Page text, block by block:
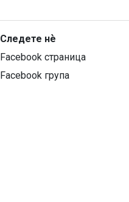
Следете нѐ
Facebook страница
Facebook група